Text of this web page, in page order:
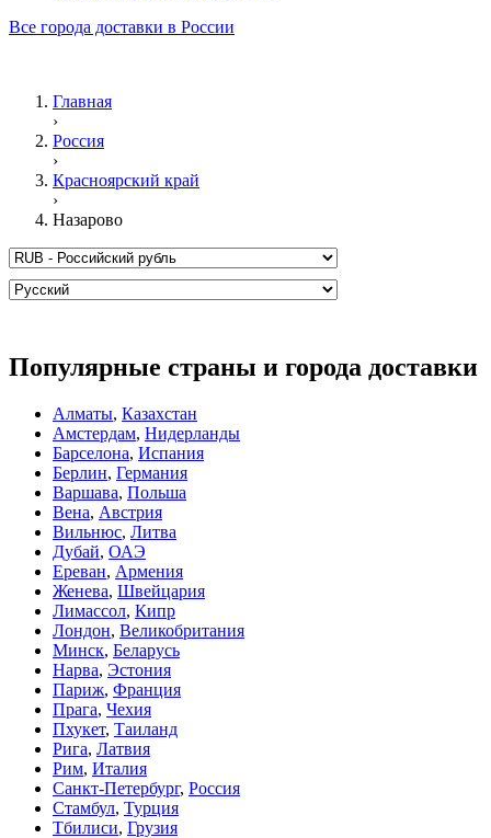
Все города доставки в России
Главная
›
Россия
›
Красноярский край
›
Назарово
Популярные страны и города доставки
Алматы, Казахстан
Амстердам, Нидерланды
Барселона, Испания
Берлин, Германия
Варшава, Польша
Вена, Австрия
Вильнюс, Литва
Дубай, ОАЭ
Ереван, Армения
Женева, Швейцария
Лимассол, Кипр
Лондон, Великобритания
Минск, Беларусь
Нарва, Эстония
Париж, Франция
Прага, Чехия
Пхукет, Таиланд
Рига, Латвия
Рим, Италия
Санкт-Петербург, Россия
Стамбул, Турция
Тбилиси, Грузия